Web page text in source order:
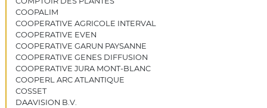
COOPALIM
COOPERATIVE AGRICOLE INTERVAL
COOPERATIVE EVEN
COOPERATIVE GARUN PAYSANNE
COOPERATIVE GENES DIFFUSION
COOPERATIVE JURA MONT-BLANC
COOPERL ARC ATLANTIQUE
COSSET
DAAVISION B.V.